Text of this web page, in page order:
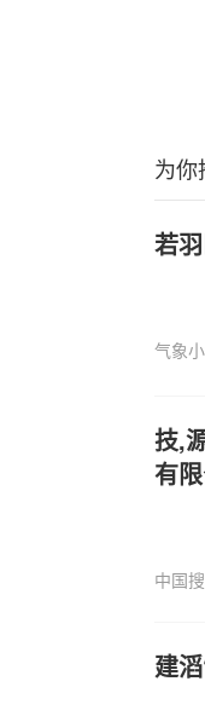
为你
若
气象
技,
有
中国
建